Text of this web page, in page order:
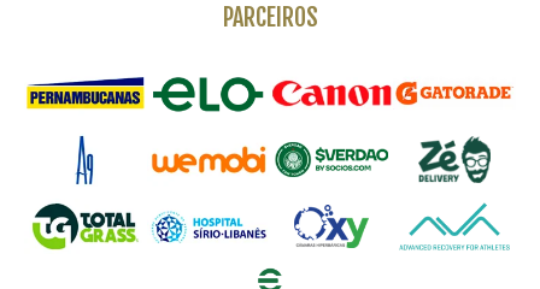
PARCEIROS